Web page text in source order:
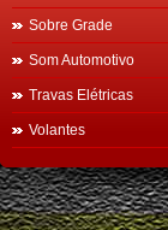
Sobre Grade
Som Automotivo
Travas Elétricas
Volantes